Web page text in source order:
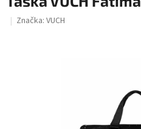
Značka: VUCH